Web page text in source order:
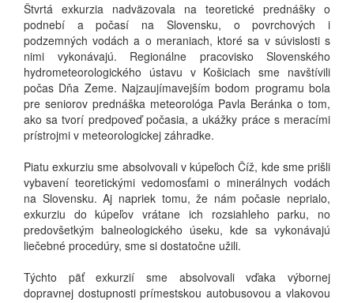
Štvrtá exkurzia nadväzovala na teoretické prednášky o
podnebí a počasí na Slovensku, o povrchových i
podzemných vodách a o meraniach, ktoré sa v súvislosti s
nimi vykonávajú. Regionálne pracovisko Slovenského
hydrometeorologického ústavu v Košiciach sme navštívili
počas Dňa Zeme. Najzaujímavejším bodom programu bola
pre seniorov prednáška meteorológa Pavla Beránka o tom,
ako sa tvorí predpoveď počasia, a ukážky práce s meracími
prístrojmi v meteorologickej záhradke.
Piatu exkurziu sme absolvovali v kúpeľoch Číž, kde sme prišli
vybavení teoretickými vedomosťami o minerálnych vodách
na Slovensku. Aj napriek tomu, že nám počasie neprialo,
exkurziu do kúpeľov vrátane ich rozsiahleho parku, no
predovšetkým balneologického úseku, kde sa vykonávajú
liečebné procedúry, sme si dostatočne užili.
Týchto päť exkurzií sme absolvovali vďaka výbornej
dopravnej dostupnosti prímestskou autobusovou a vlakovou